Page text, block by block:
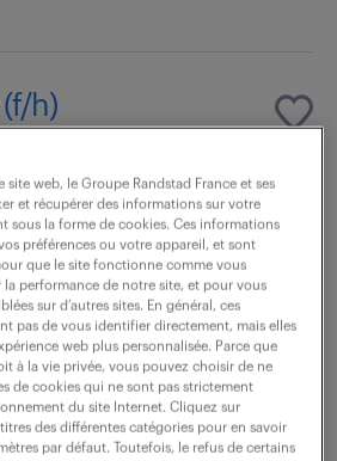
h)
(91)
intérim
- 40 000 € / an
Adv, , vos missions
suivantes : - gestion des appels
commandes, validation factures
accusés de...
site web, le Groupe Randstad France et ses
et récupérer des informations sur votre
sous la forme de cookies. Ces informations
préférences ou votre appareil, et sont
que le site fonctionne comme vous
la performance de notre site, et pour vous
sur d’autres sites. En général, ces
pas de vous identifier directement, mais elles
web plus personnalisée. Parce que
à la vie privée, vous pouvez choisir de ne
de cookies qui ne sont pas strictement
du site Internet. Cliquez sur
des différentes catégories pour en savoir
par défaut. Toutefois, le refus de certains